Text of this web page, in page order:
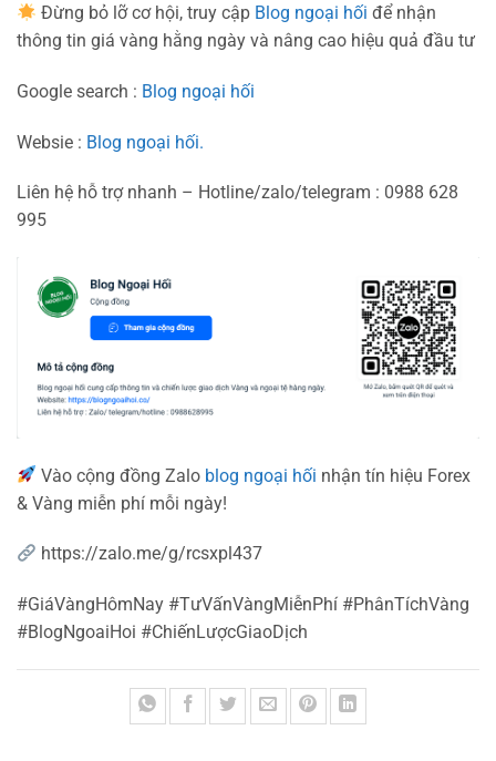
Đừng bỏ lỡ cơ hội, truy cập Blog ngoại hối để nhận
thông tin giá vàng hằng ngày và nâng cao hiệu quả đầu tư
Google search : Blog ngoại hối
Websie : Blog ngoại hối.
Liên hệ hỗ trợ nhanh – Hotline/zalo/telegram : 0988 628
995
Vào cộng đồng Zalo blog ngoại hối nhận tín hiệu Forex
& Vàng miễn phí mỗi ngày!
https://zalo.me/g/rcsxpl437
#GiáVàngHômNay #TưVấnVàngMiễnPhí #PhânTíchVàng
#BlogNgoaiHoi #ChiếnLượcGiaoDịch